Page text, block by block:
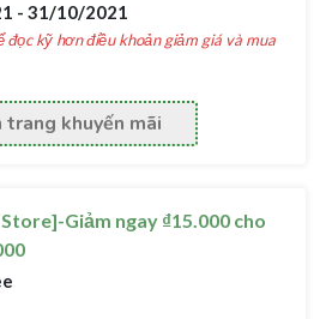
- 31/10/2021
kỹ hơn điều khoản giảm giá và mua
trang khuyến mãi
Giảm ngay ₫15.000 cho